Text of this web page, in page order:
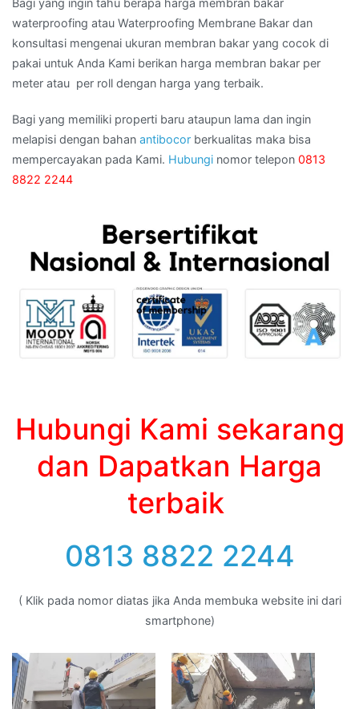
Bagi yang ingin tahu berapa harga membran bakar
waterproofing atau Waterproofing Membrane Bakar dan
konsultasi mengenai ukuran membran bakar yang cocok di
pakai untuk Anda Kami berikan harga membran bakar per
meter atau per roll dengan harga yang terbaik.
Bagi yang memiliki properti baru ataupun lama dan ingin
melapisi dengan bahan antibocor berkualitas maka bisa
mempercayakan pada Kami. Hubungi nomor telepon 0813
8822 2244
Hubungi Kami sekarang
dan Dapatkan Harga
terbaik
0813 8822 2244
( Klik pada nomor diatas jika Anda membuka website ini dari
smartphone)